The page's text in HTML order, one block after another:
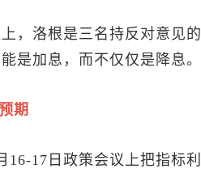
，洛根是三名持反对意见
是加息，而不仅仅是降息。
期
16-17日政策会议上把指标